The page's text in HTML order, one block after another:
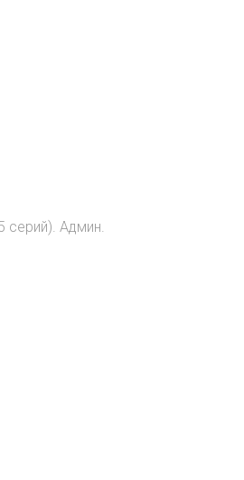
серий). Админ.